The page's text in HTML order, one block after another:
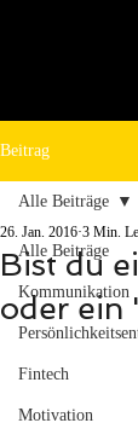
Beitrag
Alle Beiträge
Kommunikation
Fintech
Motivation
Alle Beiträge
Bist du
oder ein
26. Jan. 2016 3 Min.